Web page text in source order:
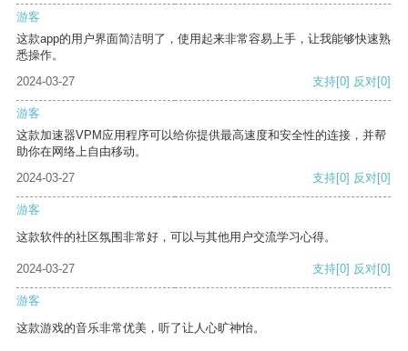
游客
这款app的用户界面简洁明了，使用起来非常容易上手，让我能够快速熟
悉操作。
2024-03-27
支持[0] 反对[0]
游客
这款加速器VPM应用程序可以给你提供最高速度和安全性的连接，并帮
助你在网络上自由移动。
2024-03-27
支持[0] 反对[0]
游客
这款软件的社区氛围非常好，可以与其他用户交流学习心得。
2024-03-27 支持[0] 反对[0]
游客
这款游戏的音乐非常优美，听了让人心旷神怡。